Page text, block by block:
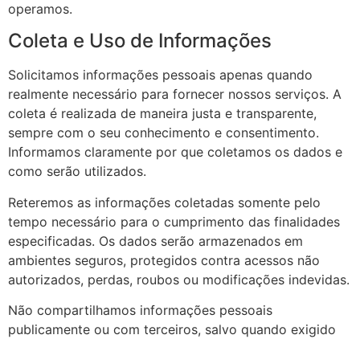
operamos.
Coleta e Uso de Informações
Solicitamos informações pessoais apenas quando
realmente necessário para fornecer nossos serviços. A
coleta é realizada de maneira justa e transparente,
sempre com o seu conhecimento e consentimento.
Informamos claramente por que coletamos os dados e
como serão utilizados.
Reteremos as informações coletadas somente pelo
tempo necessário para o cumprimento das finalidades
especificadas. Os dados serão armazenados em
ambientes seguros, protegidos contra acessos não
autorizados, perdas, roubos ou modificações indevidas.
Não compartilhamos informações pessoais
publicamente ou com terceiros, salvo quando exigido